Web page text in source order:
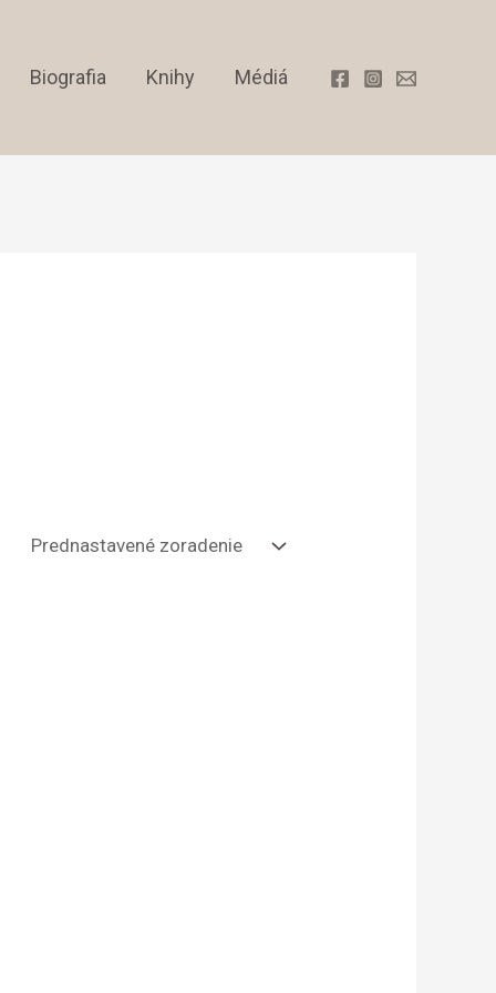
Biografia Knihy Médiá